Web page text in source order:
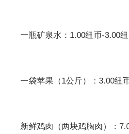
一瓶矿泉水：1.00纽币-3.00纽
一袋苹果（1公斤）：3.00纽
新鲜鸡肉（两块鸡胸肉）：